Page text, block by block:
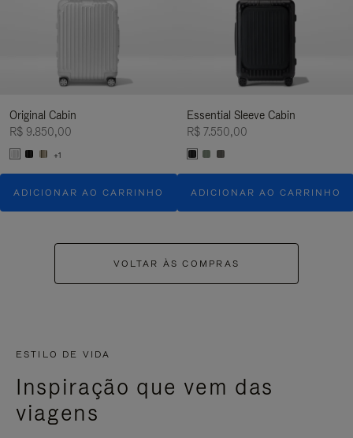
Original Cabin
R$ 9.850,00
+1
ADICIONAR AO CARRINHO
Essential Sleeve Cabin
R$ 7.550,00
ADICIONAR AO CARRINHO
VOLTAR ÀS COMPRAS
ESTILO DE VIDA
Inspiração que vem das
viagens